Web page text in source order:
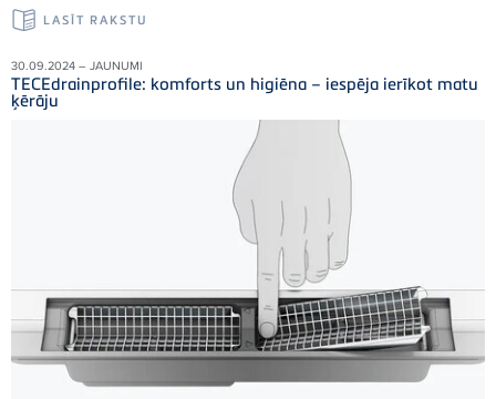
LASĪT RAKSTU
30.09.2024 – JAUNUMI
TECEdrainprofile: komforts un higiēna – iespēja ierīkot matu
ķērāju